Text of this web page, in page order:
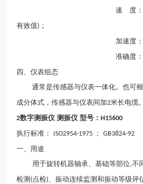
速 度
有效值) ；
加速度
准确度
四、仪表组态
通常是传感器与仪表一体化。也可
成分体式，传感器与仪表间加2米长电缆。
2数字测振仪 测振仪 型号：H15600
执行标准：
ISO2954-1975 ；GB3824-92
一、用途
用于旋转机器轴承、基础等部位,不
检测 ( 点检) 、振动连续监测和振动等级评